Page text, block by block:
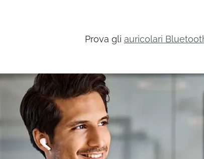
Prova gli auricolari